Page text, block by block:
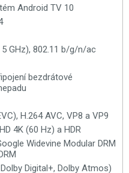
Android TV 10
5 GHz), 802.11 b/g/n/ac
bezdrátové
H.264 AVC, VP8 a VP9
4K (60 Hz) a HDR
Widevine Modular DRM
Digital+, Dolby Atmos)